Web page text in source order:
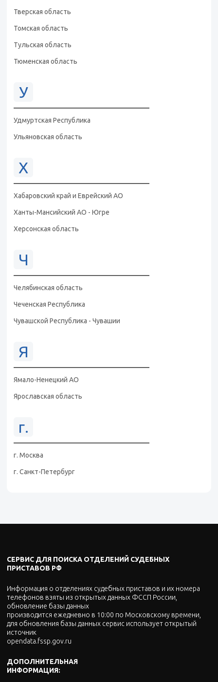
Тверская область
Томская область
Тульская область
Тюменская область
У
Удмуртская Республика
Ульяновская область
Х
Хабаровский край и Еврейский АО
Ханты-Мансийский АО - Югре
Херсонская область
Ч
Челябинская область
Чеченская Республика
Чувашской Республика - Чувашии
Я
Ямало-Ненецкий АО
Ярославская область
г.
г. Москва
г. Санкт-Петербург
СЕРВИС ДЛЯ ПОИСКА ОТДЕЛЕНИЙ СУДЕБНЫХ
ПРИСТАВОВ РФ
Информация о отделениях судебных приставов и их номера
телефонов взяты из открытых данных ФССП России,
обновление базы данных
производится ежедневно в 10:00 по Московскому времени,
для обновления базы данных сервис использует открытый
источник
opendata.fssp.gov.ru
ДОПОЛНИТЕЛЬНАЯ
ИНФОРМАЦИЯ: